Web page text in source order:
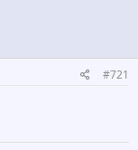
#721